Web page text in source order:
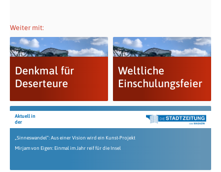
Weiter mit:
Denkmal für
Deserteure
Weltliche
Einschulungsfeier
Aktuell in
der
„Sinneswandel“: Aus einer Vision wird ein Kunst-Projekt
Mirjam von Eigen: Einmal im Jahr reif für die Insel